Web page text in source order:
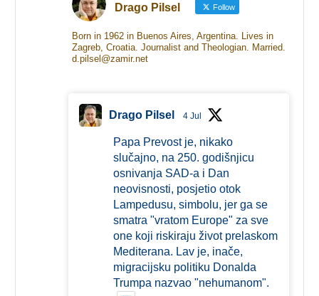
Drago Pilsel Follow
Born in 1962 in Buenos Aires, Argentina. Lives in
Zagreb, Croatia. Journalist and Theologian. Married.
d.pilsel@zamir.net
Drago Pilsel 4 Jul
Papa Prevost je, nikako
slučajno, na 250. godišnjicu
osnivanja SAD-a i Dan
neovisnosti, posjetio otok
Lampedusu, simbolu, jer ga se
smatra "vratom Europe" za sve
one koji riskiraju život prelaskom
Mediterana. Lav je, inače,
migracijsku politiku Donalda
Trumpa nazvao "nehumanom".